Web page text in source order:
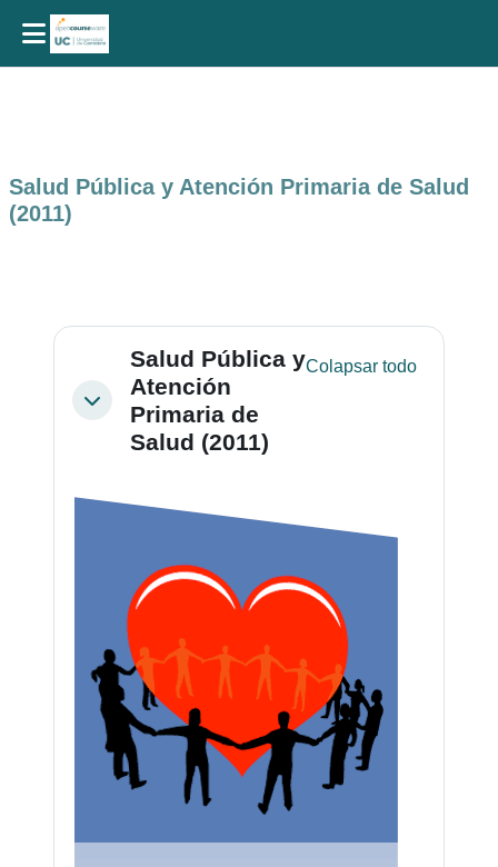
Salud Pública y Atención Primaria de Salud
(2011)
Perfilado de sección
Colapsar
Salud Pública y
Atención
Primaria de
Salud (2011)
Colapsar todo